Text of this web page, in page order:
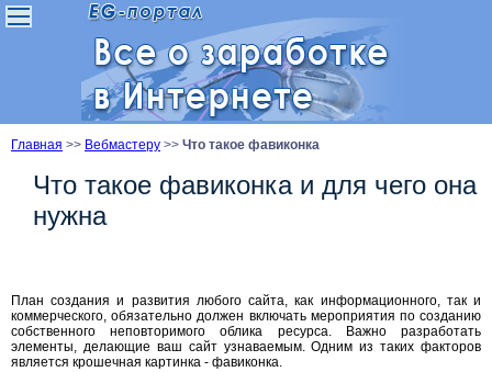
Главная >> Вебмастеру >> Что такое фавиконка
Что такое фавиконка и для чего она
нужна
План создания и развития любого сайта, как информационного, так и
коммерческого, обязательно должен включать мероприятия по созданию
собственного неповторимого облика ресурса. Важно разработать
элементы, делающие ваш сайт узнаваемым. Одним из таких факторов
является крошечная картинка - фавиконка.